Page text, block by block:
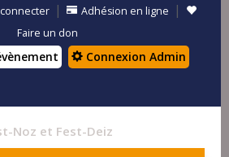
| Adhésion en ligne |
Faire un don
Connexion Admin
Noz et Fest-Deiz